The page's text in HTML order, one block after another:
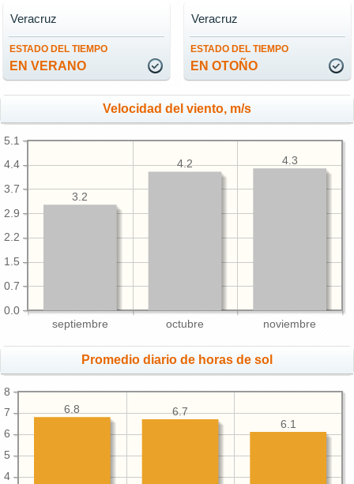
ESTADO DEL TIEMPO
EN VERANO
Veracruz
ESTADO DEL TIEMPO
EN OTOÑO
Veracruz
Velocidad del viento, m/s
septiembre octubre noviembre
0.0
0.7
1.5
2.2
2.9
3.7
4.4
5.1
4.3
4.2
3.2
Promedio diario de horas de sol
4
5
6
7
8
6.1
6.7
6.8